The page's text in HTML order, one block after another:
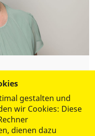
gestalten und
wir Cookies: Diese
dienen dazu